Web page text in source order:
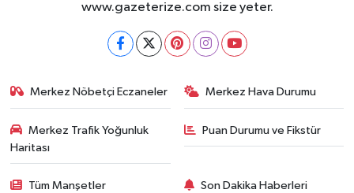
www.gazeterize.com size yeter.
Merkez Nöbetçi Eczaneler Merkez Hava Durumu
Merkez Trafik Yoğunluk
Haritası
Puan Durumu ve Fikstür
Tüm Manşetler Son Dakika Haberleri